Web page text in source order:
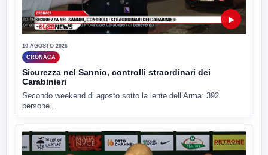
▶
10 AGOSTO 2026
CRONACA
Sicurezza nel Sannio, controlli straordinari dei
Carabinieri
Secondo weekend di agosto sotto la lente dell’Arma: 392
persone...